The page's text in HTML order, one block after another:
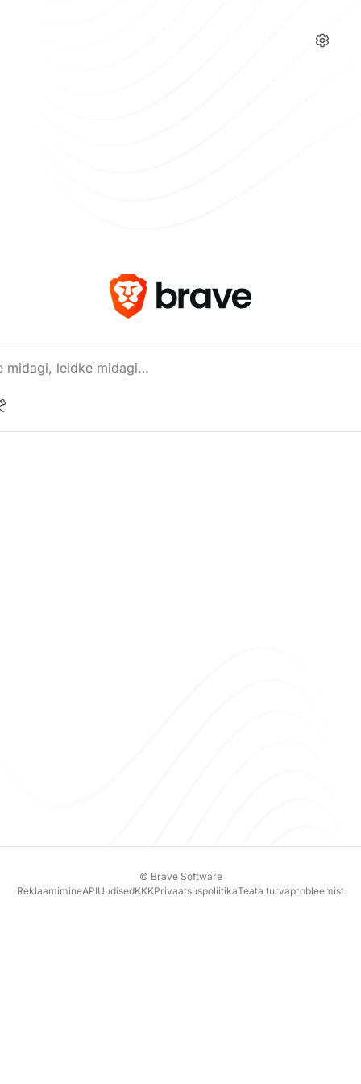
© Brave Software
ReklaamimineAPIUudisedKKKPrivaatsuspoliitikaTeata turvaprobleemist